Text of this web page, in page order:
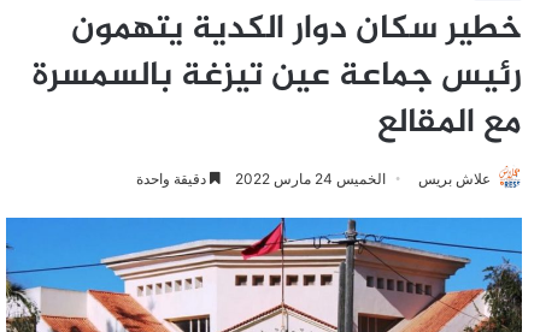
خطير سكان دوار الكدية يتهمون
رئيس جماعة عين تيزغة بالسمسرة
مع المقالع
علاش بريس الخميس 24 مارس 2022 دقيقة واحدة